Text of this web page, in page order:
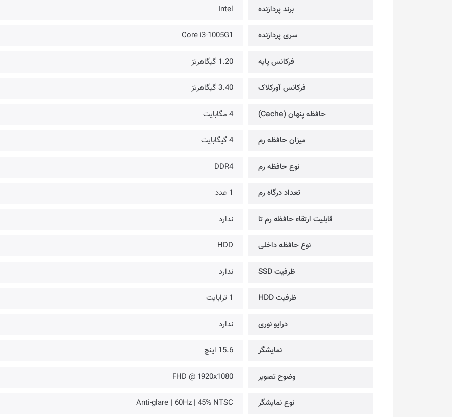
برند پردازنده Intel
سری پردازنده Core i3-1005G1
فرکانس پایه 1.20 گیگاهرتز
فرکانس آورکلاک 3.40 گیگاهرتز
حافظه پنهان (Cache) 4 مگابایت
میزان حافظه رم 4 گیگابایت
نوع حافظه رم DDR4
تعداد درگاه رم 1 عدد
قابلیت ارتقاء حافظه رم تا ندارد
نوع حافظه داخلی HDD
ظرفیت SSD ندارد
ظرفیت HDD 1 ترابایت
درایو نوری ندارد
نمایشگر 15.6 اینچ
وضوح تصویر FHD @ 1920x1080
نوع نمایشگر Anti-glare | 60Hz | 45% NTSC